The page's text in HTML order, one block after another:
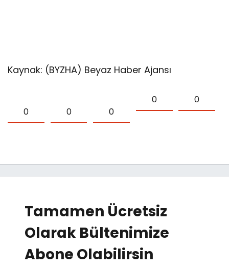
Kaynak: (BYZHA) Beyaz Haber Ajansı
0 0 0
0 0
Tamamen Ücretsiz
Olarak Bültenimize
Abone Olabilirsin